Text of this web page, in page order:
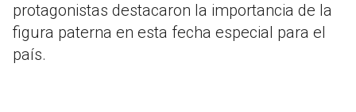
protagonistas destacaron la importancia de la
figura paterna en esta fecha especial para el
país.